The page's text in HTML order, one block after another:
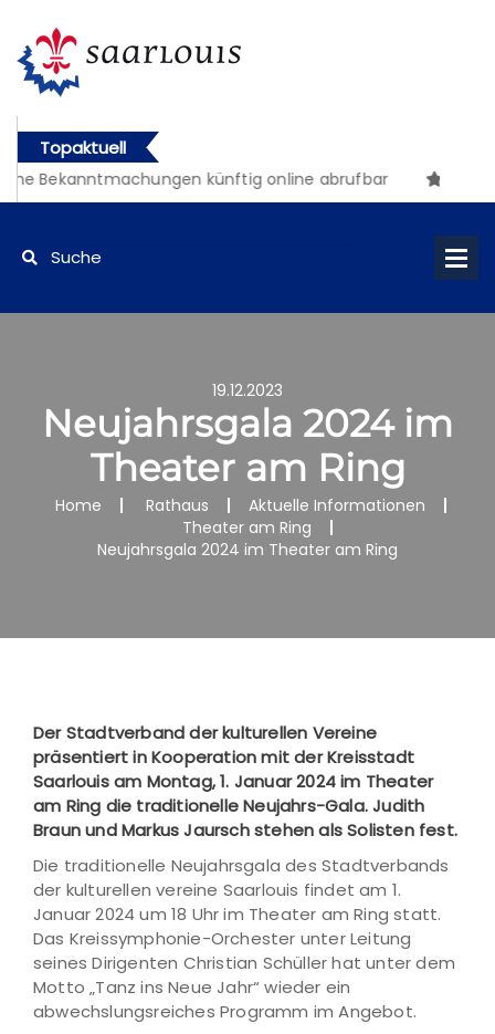
Topaktuell
Bekanntmachungen künftig online abrufbar
19.12.2023
Neujahrsgala 2024 im
Theater am Ring
Home Rathaus
Aktuelle Informationen
Theater am Ring
Neujahrsgala 2024 im Theater am Ring
Der Stadtverband der kulturellen Vereine
präsentiert in Kooperation mit der Kreisstadt
Saarlouis am Montag, 1. Januar 2024 im Theater
am Ring die traditionelle Neujahrs-Gala. Judith
Braun und Markus Jaursch stehen als Solisten fest.
Die traditionelle Neujahrsgala des Stadtverbands
der kulturellen vereine Saarlouis findet am 1.
Januar 2024 um 18 Uhr im Theater am Ring statt.
Das Kreissymphonie-Orchester unter Leitung
seines Dirigenten Christian Schüller hat unter dem
Motto „Tanz ins Neue Jahr“ wieder ein
abwechslungsreiches Programm im Angebot.